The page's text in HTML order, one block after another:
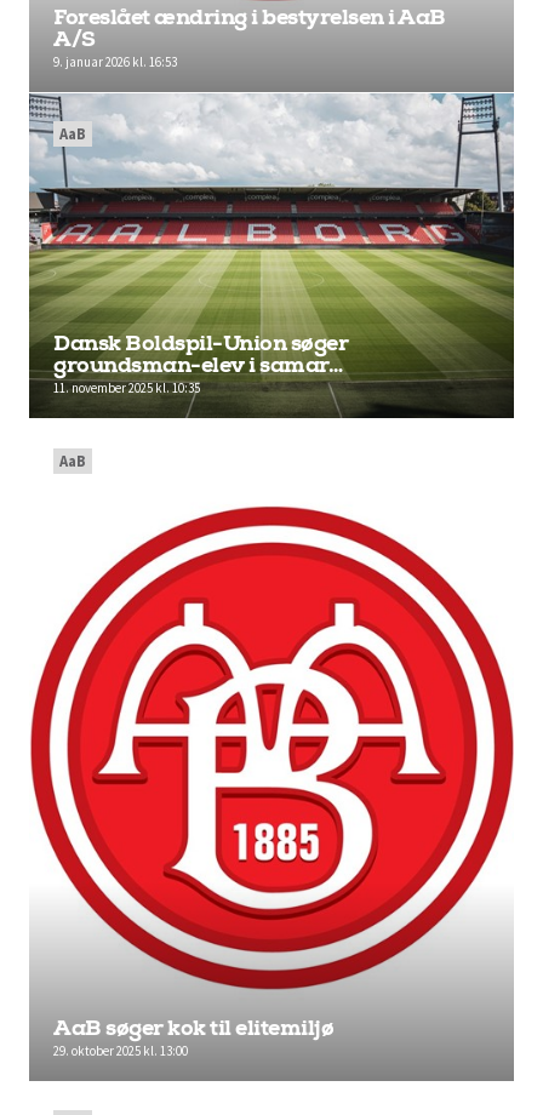
Foreslået ændring i bestyrelsen i AaB
A/S
9. januar 2026 kl. 16:53
Dansk Boldspil-Union søger
groundsman-elev i samar…
11. november 2025 kl. 10:35
AaB
AaB søger kok til elitemiljø
29. oktober 2025 kl. 13:00
AaB